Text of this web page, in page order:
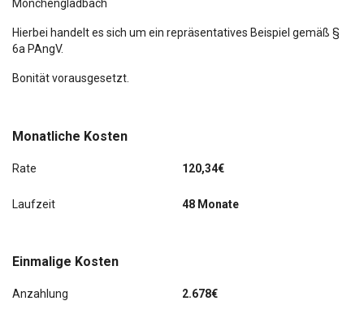
Monatliche Kosten
Rate 120,34€
Laufzeit 48 Monate
Einmalige Kosten
Anzahlung 2.678€
Mönchengladbach
Hierbei handelt es sich um ein repräsentatives Beispiel gemäß §
6a PAngV.
Bonität vorausgesetzt.